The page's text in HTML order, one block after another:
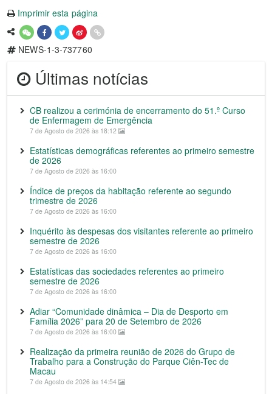
Imprimir esta página
NEWS-1-3-737760
Últimas notícias
CB realizou a cerimónia de encerramento do 51.º Curso
de Enfermagem de Emergência
7 de Agosto de 2026 às 18:12
Estatísticas demográficas referentes ao primeiro semestre
de 2026
7 de Agosto de 2026 às 16:00
Índice de preços da habitação referente ao segundo
trimestre de 2026
7 de Agosto de 2026 às 16:00
Inquérito às despesas dos visitantes referente ao primeiro
semestre de 2026
7 de Agosto de 2026 às 16:00
Estatísticas das sociedades referentes ao primeiro
semestre de 2026
7 de Agosto de 2026 às 16:00
Adiar “Comunidade dinâmica – Dia de Desporto em
Família 2026” para 20 de Setembro de 2026
7 de Agosto de 2026 às 16:00
Realização da primeira reunião de 2026 do Grupo de
Trabalho para a Construção do Parque Ciên-Tec de
Macau
7 de Agosto de 2026 às 14:54